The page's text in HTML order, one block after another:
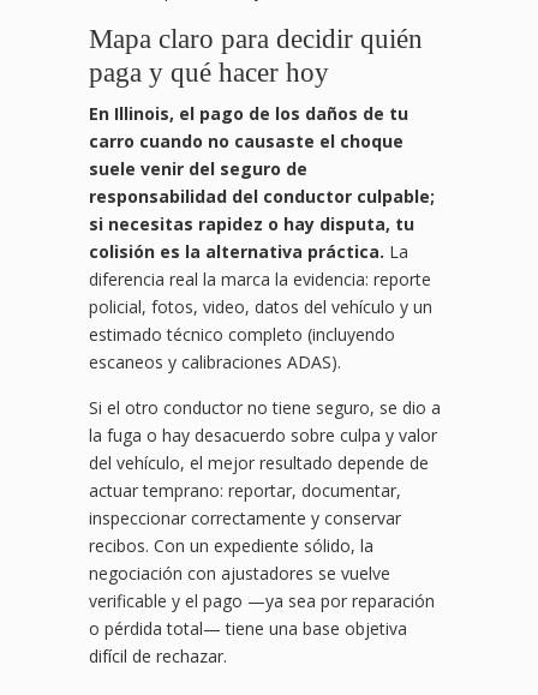
Mapa claro para decidir quién
paga y qué hacer hoy
En Illinois, el pago de los daños de tu
carro cuando no causaste el choque
suele venir del seguro de
responsabilidad del conductor culpable;
si necesitas rapidez o hay disputa, tu
colisión es la alternativa práctica. La
diferencia real la marca la evidencia: reporte
policial, fotos, video, datos del vehículo y un
estimado técnico completo (incluyendo
escaneos y calibraciones ADAS).
Si el otro conductor no tiene seguro, se dio a
la fuga o hay desacuerdo sobre culpa y valor
del vehículo, el mejor resultado depende de
actuar temprano: reportar, documentar,
inspeccionar correctamente y conservar
recibos. Con un expediente sólido, la
negociación con ajustadores se vuelve
verificable y el pago —ya sea por reparación
o pérdida total— tiene una base objetiva
difícil de rechazar.